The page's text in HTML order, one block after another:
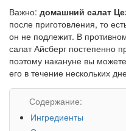
Важно: домашний салат
после приготовления, то
он не подлежит. В
салат Айсберг постепенно
поэтому накануне вы
его в течение нескольких
Содержание:
Ингредиенты